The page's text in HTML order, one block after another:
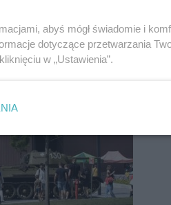
abyś mógł świadomie i
dotyczące przetwarzania
w „Ustawienia”.